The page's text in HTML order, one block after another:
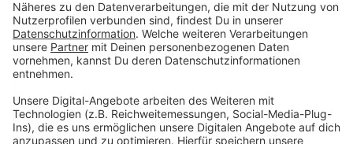
Jetzt sei es wichtig, eine Bestandsaufnahme zu
machen, damit kein Schüler abgehängt werde - so
zumindest stellt sich das Löchner vor: "Dass wir in den
Sommerferien diese Kinder an die Hand nehmen und
ihnen entsprechende Aufholkurse bieten". Also
Wissensvermittlungen in den Ferien - das ist eine der
zentralen Forderungen. Eine andere ist, dass das